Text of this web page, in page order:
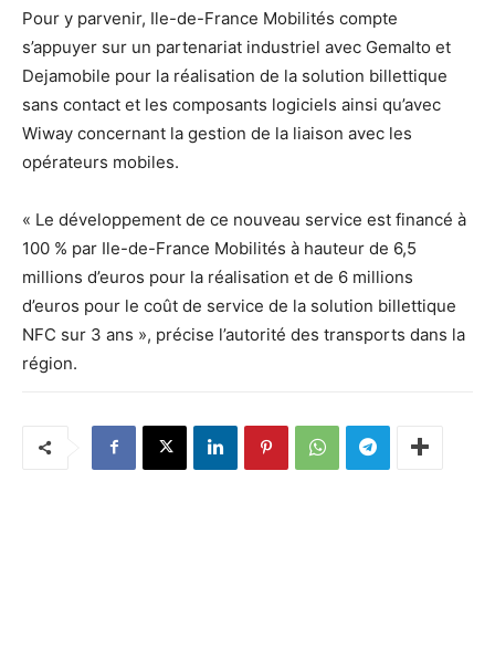
Pour y parvenir, Ile-de-France Mobilités compte
s’appuyer sur un partenariat industriel avec Gemalto et
Dejamobile pour la réalisation de la solution billettique
sans contact et les composants logiciels ainsi qu’avec
Wiway concernant la gestion de la liaison avec les
opérateurs mobiles.
« Le développement de ce nouveau service est financé à
100 % par Ile-de-France Mobilités à hauteur de 6,5
millions d’euros pour la réalisation et de 6 millions
d’euros pour le coût de service de la solution billettique
NFC sur 3 ans », précise l’autorité des transports dans la
région.